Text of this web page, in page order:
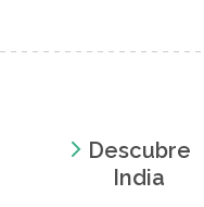
Descubre
India